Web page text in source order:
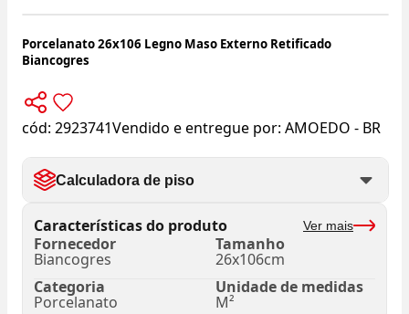
Porcelanato 26x106 Legno Maso Externo Retificado
Biancogres
cód: 2923741Vendido e entregue por: AMOEDO - BR
Calculadora de piso
Características do produto Ver mais
Fornecedor
Biancogres
Tamanho
26x106cm
Categoria
Porcelanato
Unidade de medidas
M²